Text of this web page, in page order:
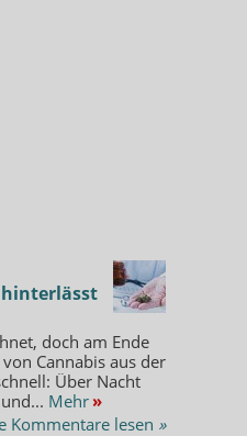
hinterlässt
doch am Ende
Cannabis aus der
Über Nacht
Mehr »
Kommentare lesen »